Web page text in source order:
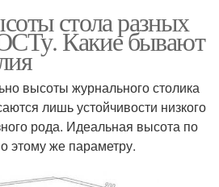
стола разных
Какие бывают
высоты журнального столика
лишь устойчивости низкого
рода. Идеальная высота по
этому же параметру.